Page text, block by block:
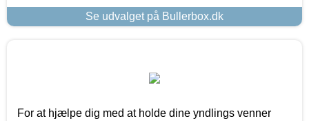
Se udvalget på Bullerbox.dk
For at hjælpe dig med at holde dine yndlings venner